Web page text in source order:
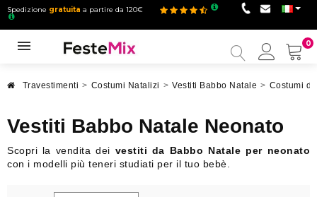
Spedizione gratuita a partire da 120€
0
mio
Travestimenti > Costumi Natalizi > Vestiti Babbo Natale > Costumi di
Vestiti Babbo Natale Neonato
Scopri la vendita dei vestiti da Babbo Natale per neonato
con i modelli più teneri studiati per il tuo bebè.